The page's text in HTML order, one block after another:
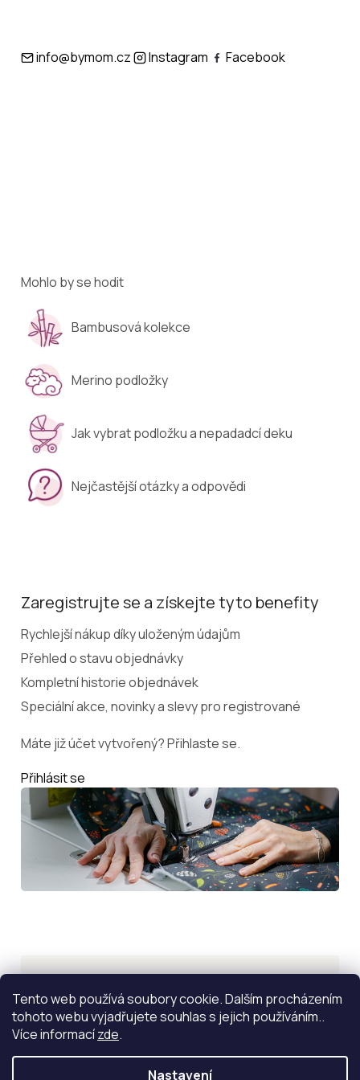
Tento web používá soubory cookie. Dalším procházením
tohoto webu vyjadřujete souhlas s jejich používáním..
Více informacízde.
Nastavení
info@bymom.cz Instagram Facebook
Mohlo by se hodit
Bambusová kolekce
Merino podložky
Jak vybrat podložku a nepadadcí deku
Nejčastější otázky a odpovědi
Zaregistrujte se a získejte tyto benefity
Rychlejší nákup díky uloženým údajům
Přehled o stavu objednávky
Kompletní historie objednávek
Speciální akce, novinky a slevy pro registrované
Máte již účet vytvořený? Přihlaste se.
Přihlásit se
Inspirace
ZOBRAZIT VÍCE